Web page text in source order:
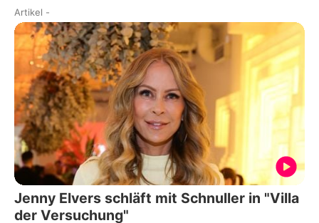
Artikel -
Jenny Elvers schläft mit Schnuller in "Villa
der Versuchung"